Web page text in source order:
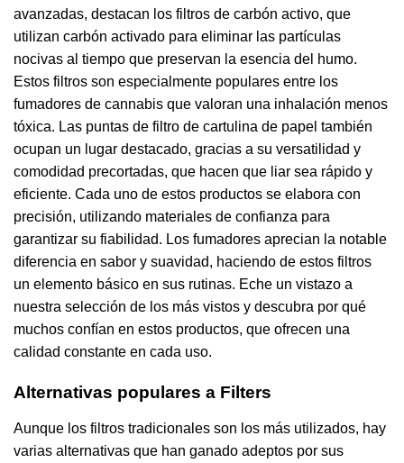
avanzadas, destacan los filtros de carbón activo, que
utilizan carbón activado para eliminar las partículas
nocivas al tiempo que preservan la esencia del humo.
Estos filtros son especialmente populares entre los
fumadores de cannabis que valoran una inhalación menos
tóxica. Las puntas de filtro de cartulina de papel también
ocupan un lugar destacado, gracias a su versatilidad y
comodidad precortadas, que hacen que liar sea rápido y
eficiente. Cada uno de estos productos se elabora con
precisión, utilizando materiales de confianza para
garantizar su fiabilidad. Los fumadores aprecian la notable
diferencia en sabor y suavidad, haciendo de estos filtros
un elemento básico en sus rutinas. Eche un vistazo a
nuestra selección de los más vistos y descubra por qué
muchos confían en estos productos, que ofrecen una
calidad constante en cada uso.
Alternativas populares a Filters
Aunque los filtros tradicionales son los más utilizados, hay
varias alternativas que han ganado adeptos por sus